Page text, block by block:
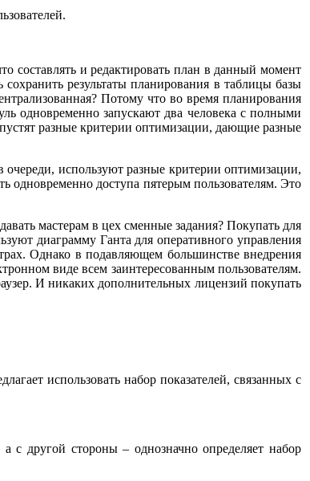
составлять и редактировать план в данный момент
результаты планирования в таблицы базы
Потому что во время планирования
одновременно запускают два человека с полными
разные критерии оптимизации, дающие разные
используют разные критерии оптимизации,
одновременно доступа пятерым пользователям. Это
мастерам в цех сменные задания? Покупать для
диаграмму Ганта для оперативного управления
Однако в подавляющем большинстве внедрения
виде всем заинтересованным пользователям.
И никаких дополнительных лицензий покупать
использовать набор показателей, связанных с
с другой стороны – однозначно определяет набор